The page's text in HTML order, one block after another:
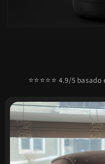
⭐⭐⭐⭐⭐ 4.9/5